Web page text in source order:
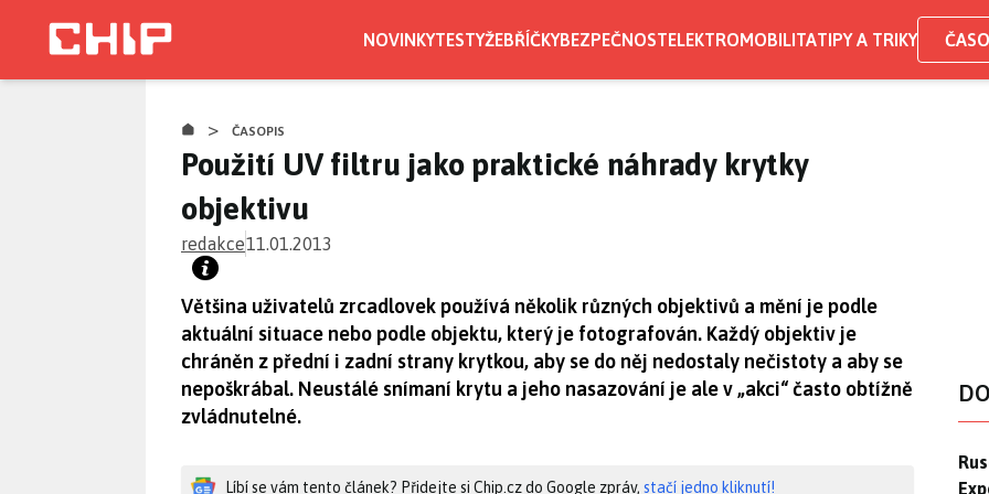
NOVINKYTESTYŽEBŘÍČKYBEZPEČNOSTELEKTROMOBILITATIPY A TRIKY
> ČASOPIS
Použití UV filtru jako praktické náhrady krytky
objektivu
redakce11.01.2013
Většina uživatelů zrcadlovek používá několik různých objektivů a mění je podle
aktuální situace nebo podle objektu, který je fotografován. Každý objektiv je
chráněn z přední i zadní strany krytkou, aby se do něj nedostaly nečistoty a aby se
nepoškrábal. Neustálé snímaní krytu a jeho nasazování je ale v „akci“ často obtížně
zvládnutelné.
Líbí se vám tento článek? Přidejte si Chip.cz do Google zpráv, stačí jedno kliknutí!